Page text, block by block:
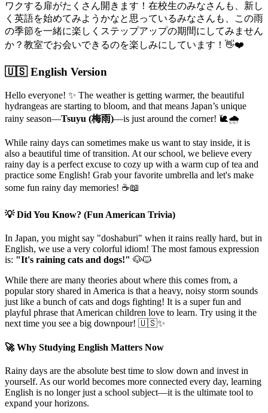
ワクする扉がたくさん開きます！在校生のみなさんも、新し
く英語を始めてみようかなと思っているみなさんも、この雨
の季節を一緒に楽しくステップアップの期間にしてみません
か？教室でお会いできるのを楽しみにしています！👋❤️
🇺🇸 English Version
Hello everyone! ✨ The weather is getting warmer, the beautiful
hydrangeas are starting to bloom, and that means Japan’s unique
rainy season—Tsuyu (梅雨)—is just around the corner! 🐌🌧️
While rainy days can sometimes make us want to stay inside, it is
also a beautiful time of transition. At our school, we believe every
rainy day is a perfect excuse to cozy up with a warm cup of tea and
practice some English! Grab your favorite umbrella and let's make
some fun rainy day memories! ☕📖
💡 Did You Know? (Fun American Trivia)
In Japan, you might say "doshaburi" when it rains really hard, but in
English, we use a very colorful idiom! The most famous expression
is: "It's raining cats and dogs!" 🐶🐱
While there are many theories about where this comes from, a
popular story shared in America is that a heavy, noisy storm sounds
just like a bunch of cats and dogs fighting! It is a super fun and
playful phrase that American children love to learn. Try using it the
next time you see a big downpour! 🇺🇸✨
🚀 Why Studying English Matters Now
Rainy days are the absolute best time to slow down and invest in
yourself. As our world becomes more connected every day, learning
English is no longer just a school subject—it is the ultimate tool to
expand your horizons.